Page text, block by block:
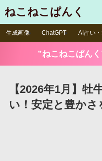
ねこねこぱんく
生成画像 ChatGPT AI占い
”ねこねこぱんく
【2026年1月】牡
い！安定と豊かさ